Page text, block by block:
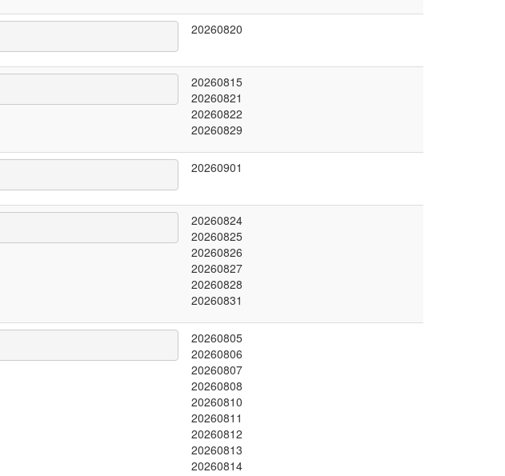
20260820
20260815
20260821
20260822
20260829
20260901
20260824
20260825
20260826
20260827
20260828
20260831
20260805
20260806
20260807
20260808
20260810
20260811
20260812
20260813
20260814